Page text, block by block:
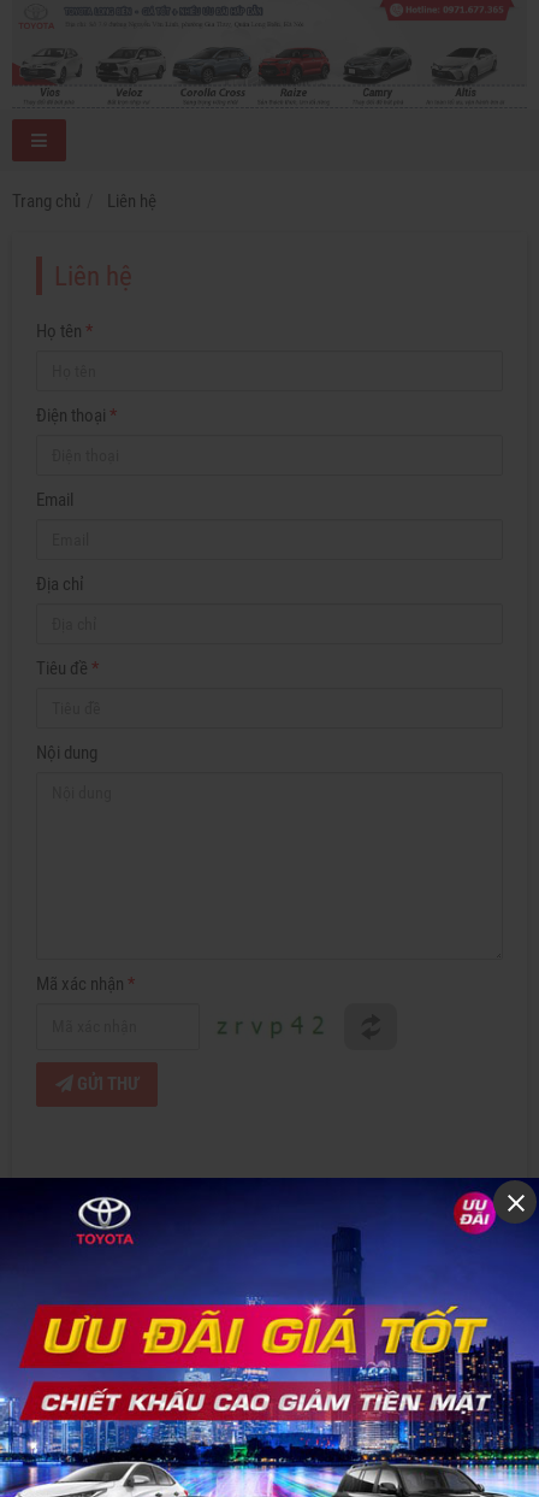
Trang chủ Liên hệ
Liên hệ
Họ tên *
Điện thoại *
Email
Địa chỉ
Tiêu đề *
Nội dung
Mã xác nhận *
GỬI THƯ